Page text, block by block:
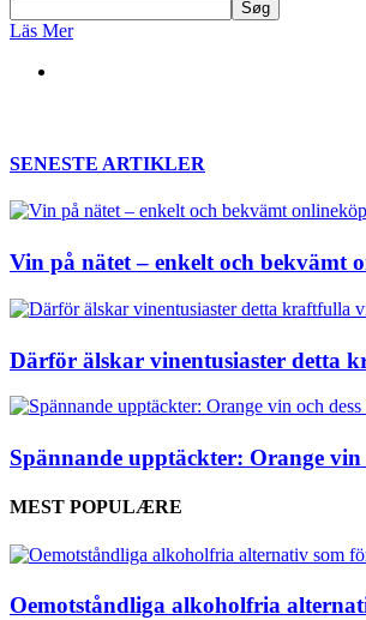
Läs Mer
SENESTE ARTIKLER
Vin på nätet – enkelt och bekvämt
Därför älskar vinentusiaster detta
Spännande upptäckter: Orange vin
MEST POPULÆRE
Oemotståndliga alkoholfria